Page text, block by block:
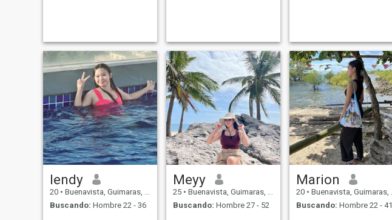
lendy
20 • Buenavista, Guimaras, Filipinas
Buscando: Hombre 22 - 36
Meyy
25 • Buenavista, Guimaras, Filipinas
Buscando: Hombre 27 - 52
Marion
20 • Buenavista, Guimaras, Filipinas
Buscando: Hombre 22 - 41